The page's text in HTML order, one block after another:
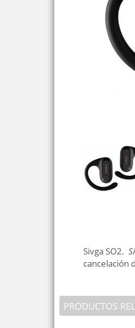
Sivga SO2.
cancelación
PRODUCTOS